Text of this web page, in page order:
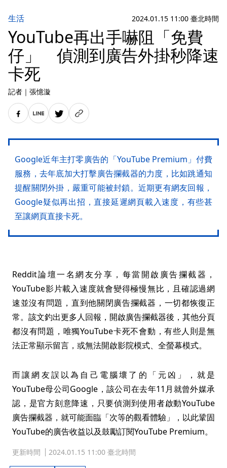
生活 2024.01.15 11:00 臺北時間
YouTube再出手嚇阻「免費
仔」 偵測到廣告外掛秒降速
卡死
記者 ｜ 張憶漩
Google近年主打零廣告的「YouTube Premium」付費
服務，去年底加大打擊廣告攔截器的力度，比如跳通知
提醒關閉外掛，嚴重可能被封鎖。近期更有網友回報，
Google疑似再出招，直接延遲網頁載入速度，有些甚
至讓網頁直接卡死。
Reddit論壇一名網友分享，每當開啟廣告攔截器，
YouTube影片載入速度就會變得極慢無比，且確認過網
速並沒有問題，直到他關閉廣告攔截器，一切都恢復正
常。該文釣出更多人回報，開啟廣告攔截器後，其他分頁
都沒有問題，唯獨YouTube卡死不會動，有些人則是無
法正常顯示留言，或無法開啟影院模式、全螢幕模式。
而讓網友誤以為自己電腦壞了的「元凶」，就是
YouTube母公司Google，該公司在去年11月就曾外媒承
認，是官方刻意降速，只要偵測到使用者啟動YouTube
廣告攔截器，就可能面臨「次等的觀看體驗」，以此鞏固
YouTube的廣告收益以及鼓勵訂閱YouTube Premium。
更新時間 2024.01.15 11:00 臺北時間